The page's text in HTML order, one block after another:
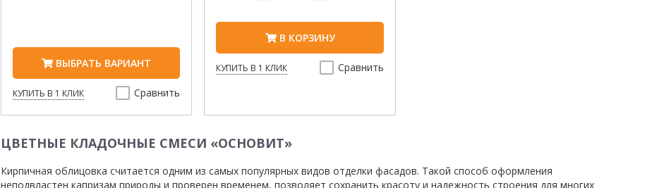
ВЫБРАТЬ ВАРИАНТ
КУПИТЬ В 1 КЛИК Сравнить
В КОРЗИНУ
КУПИТЬ В 1 КЛИК Сравнить
ЦВЕТНЫЕ КЛАДОЧНЫЕ СМЕСИ «ОСНОВИТ»
Кирпичная облицовка считается одним из самых популярных видов отделки фасадов. Такой способ оформления
неподвластен капризам природы и проверен временем, позволяет сохранить красоту и надежность строения для многих